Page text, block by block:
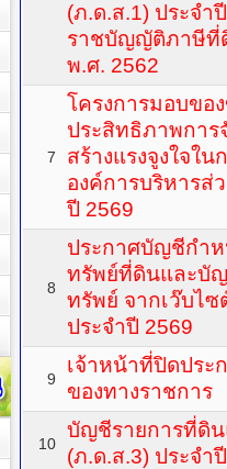
(ภ.ด.ส.1) ประจำ
ราชบัญญัติภาษีที่
พ.ศ. 2562
7
โครงการมอบขอ
ประสิทธิภาพการ
สร้างแรงจูงใจใ
องค์การบริหารส่
ปี 2569
8
ประกาศบัญชีกำ
ทรัพย์ที่ดินและบั
ทรัพย์ จากเว๊บไ
ประจำปี 2569
9
เจ้าหน้าที่ปิดประ
ของทางราชการ
10
บัญชีรายการที่ดิน
(ภ.ด.ส.3) ประจำ